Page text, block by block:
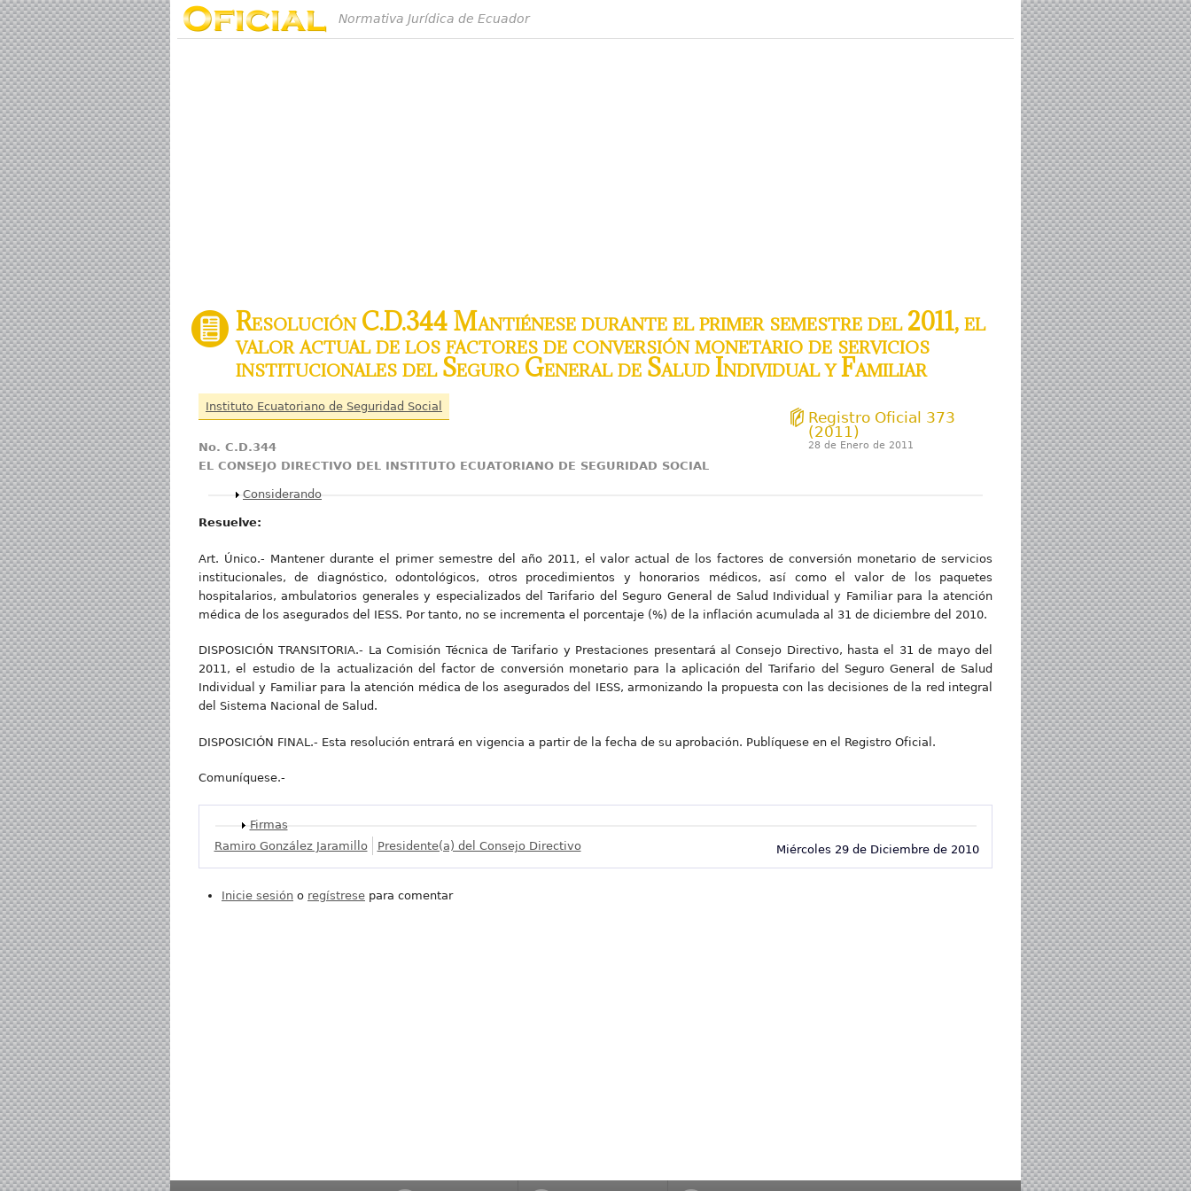
Normativa Jurídica de Ecuador
Resolución C.D.344 Mantiénese durante el primer semestre del 2011, el
valor actual de los factores de conversión monetario de servicios
institucionales del Seguro General de Salud Individual y Familiar
Instituto Ecuatoriano de Seguridad Social
Registro Oficial 373
(2011)
28 de Enero de 2011
No. C.D.344
EL CONSEJO DIRECTIVO DEL INSTITUTO ECUATORIANO DE SEGURIDAD SOCIAL
Mostrar
Considerando
Resuelve:
Art. Único.- Mantener durante el primer semestre del año 2011, el valor actual de los factores de conversión monetario de servicios
institucionales, de diagnóstico, odontológicos, otros procedimientos y honorarios médicos, así como el valor de los paquetes
hospitalarios, ambulatorios generales y especializados del Tarifario del Seguro General de Salud Individual y Familiar para la atención
médica de los asegurados del IESS. Por tanto, no se incrementa el porcentaje (%) de la inflación acumulada al 31 de diciembre del 2010.
DISPOSICIÓN TRANSITORIA.- La Comisión Técnica de Tarifario y Prestaciones presentará al Consejo Directivo, hasta el 31 de mayo del
2011, el estudio de la actualización del factor de conversión monetario para la aplicación del Tarifario del Seguro General de Salud
Individual y Familiar para la atención médica de los asegurados del IESS, armonizando la propuesta con las decisiones de la red integral
del Sistema Nacional de Salud.
DISPOSICIÓN FINAL.- Esta resolución entrará en vigencia a partir de la fecha de su aprobación. Publíquese en el Registro Oficial.
Comuníquese.-
Mostrar
Firmas
Miércoles 29 de Diciembre de 2010
Ramiro González Jaramillo Presidente(a) del Consejo Directivo
Inicie sesión o regístrese para comentar